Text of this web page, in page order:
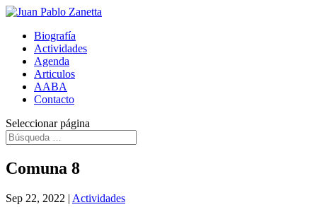
Biografía
Actividades
Agenda
Articulos
AABA
Contacto
Seleccionar página
Comuna 8
Sep 22, 2022 | Actividades